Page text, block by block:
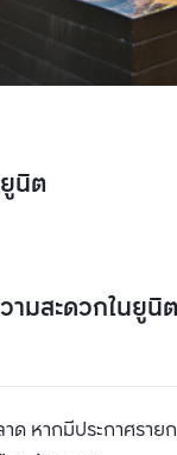
นิต
ามสะดวกในยูนิต
ด หากมีประกาศรายก